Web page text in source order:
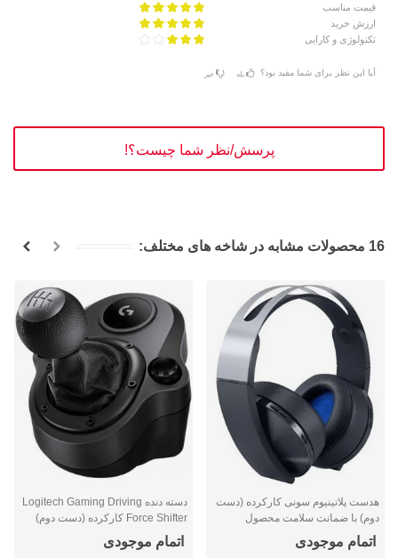
قیمت مناسب
ارزش خرید
تکنولوژی و کارایی
آیا این نظر برای شما مفید بود؟ بله خیر
پرسش/نظر شما چیست؟!
16 محصولات مشابه در شاخه های مختلف:
هدست پلاتینیوم سونی کارکرده (دست
دوم) با ضمانت سلامت محصول
اتمام موجودی
دسته دنده Logitech Gaming Driving
Force Shifter کارکرده (دست دوم)
اتمام موجودی